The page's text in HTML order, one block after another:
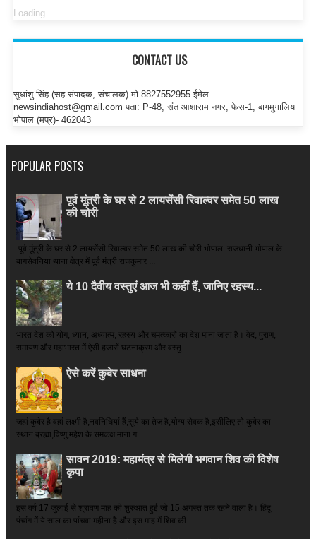
Loading...
CONTACT US
सुधांशु सिंह (सह-संपादक, संचालक) मो.8827552955 ईमेल:
newsindiahost@gmail.com पता: P-48, संत आशाराम नगर, फेस-1, बागमुगालिया
भोपाल (मप्र)- 462043
POPULAR POSTS
पूर्व मूंत्री के घर से 2 लायसेंसी रिवाल्वर समेत 50 लाख
की चोरी
पूर्व मूंत्री के घर से 2 लायसेंसी रिवाल्वर समेत 50 लाख की चोरी भोपाल: राजधानी भोपाल के
बागसेवनिया थाना क्षेत्र में पूर्व मंत्री राजकुमार ...
ये 10 दैवीय वस्तुएं आज भी कहीं हैं, जानिए रहस्य...
भारत देश को योग, ध्यान, अध्यात्म, रहस्य और चमत्कारों का देश माना जाता है। वेद, पुराण,
रामायण और महाभारत में ऐसी हजारों घटनाक्रम और वस्तु...
ऐसे करें कुबेर साधना
जहां कुबेर है­ वहां लक्ष्मी है,नवनिधियां हैं,सूर्य का तेज है,योग्य सेवक है,इसीलिए तो कुबेर का
स्थान ब्रह्मा,विष्णु,महेश के समकक्ष माना ग...
सावन 2019: महामंत्र से मिलेगी भगवान शिव की विशेष
कृपा
इस वर्ष 17 जुलाई से श्रावण माह की शुरुआत हुई जो 15 अगस्त तक रहने वाला है। हिंदू
पंचांग में ये साल का पांचवा महीना है और इस माह में शिव की...